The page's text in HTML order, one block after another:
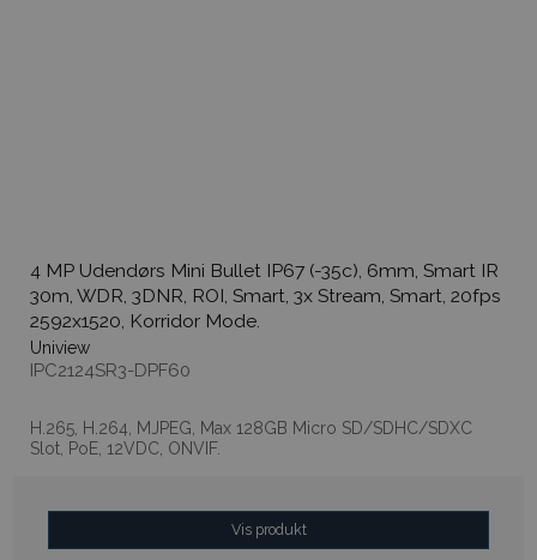
4 MP Udendørs Mini Bullet IP67 (-35c), 6mm, Smart IR
30m, WDR, 3DNR, ROI, Smart, 3x Stream, Smart, 20fps
2592x1520, Korridor Mode.
Uniview
IPC2124SR3-DPF60
H.265, H.264, MJPEG, Max 128GB Micro SD/SDHC/SDXC
Slot, PoE, 12VDC, ONVIF.
Vis produkt